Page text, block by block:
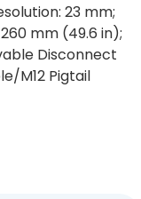
23 mm;
mm (49.6 in);
Disconnect
M12 Pigtail